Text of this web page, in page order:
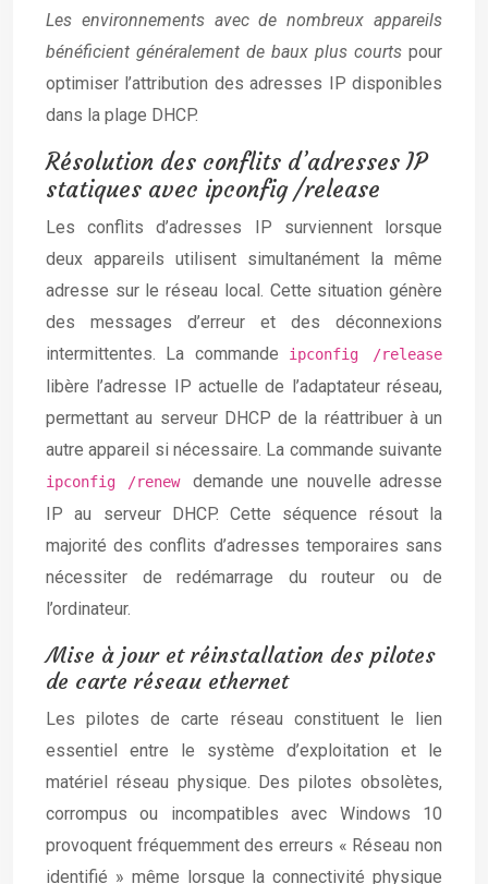
Les environnements avec de nombreux appareils
bénéficient généralement de baux plus courts pour
optimiser l’attribution des adresses IP disponibles
dans la plage DHCP.
Résolution des conflits d’adresses IP
statiques avec ipconfig /release
Les conflits d’adresses IP surviennent lorsque
deux appareils utilisent simultanément la même
adresse sur le réseau local. Cette situation génère
des messages d’erreur et des déconnexions
intermittentes. La commande
ipconfig /release
libère l’adresse IP actuelle de l’adaptateur réseau,
permettant au serveur DHCP de la réattribuer à un
autre appareil si nécessaire. La commande suivante
ipconfig /renew demande une nouvelle adresse
IP au serveur DHCP. Cette séquence résout la
majorité des conflits d’adresses temporaires sans
nécessiter de redémarrage du routeur ou de
l’ordinateur.
Mise à jour et réinstallation des pilotes
de carte réseau ethernet
Les pilotes de carte réseau constituent le lien
essentiel entre le système d’exploitation et le
matériel réseau physique. Des pilotes obsolètes,
corrompus ou incompatibles avec Windows 10
provoquent fréquemment des erreurs « Réseau non
identifié » même lorsque la connectivité physique